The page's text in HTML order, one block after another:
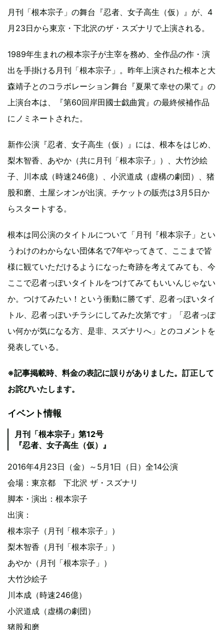
月刊「根本宗子」の舞台『忍者、女子高生（仮）』が、4
月23日から東京・下北沢のザ・スズナリで上演される。
1989年生まれの根本宗子が主宰を務め、全作品の作・演
出を手掛ける月刊「根本宗子」。昨年上演された根本と大
森靖子とのコラボレーション舞台『夏果て幸せの果て』の
上演台本は、『第60回岸田國士戯曲賞』の最終候補作品
にノミネートされた。
新作公演『忍者、女子高生（仮）』には、根本をはじめ、
梨木智香、あやか（共に月刊「根本宗子」）、大竹沙絵
子、川本成（時速246億）、小沢道成（虚構の劇団）、猪
股和磨、土屋シオンが出演。チケットの販売は3月5日か
らスタートする。
根本は同公演のタイトルについて「月刊『根本宗子」とい
うわけのわからない団体名で7年やってきて、ここまで皆
様に観ていただけるようになった奇跡を考えてみても、今
ここで忍者っぽいタイトルをつけてみてもいいんじゃない
か。つけてみたい！という衝動に勝てず、忍者っぽいタイ
トル、忍者っぽいチラシにしてみた次第です」「忍者っぽ
い何かが気になる方、是非、スズナリへ」とのコメントを
発表している。
※記事掲載時、料金の表記に誤りがありました。訂正して
お詫びいたします。
イベント情報
月刊「根本宗子」第12号
『忍者、女子高生（仮）』
2016年4月23日（金）～5月1日（日）全14公演
会場：東京都 下北沢 ザ・スズナリ
脚本・演出：根本宗子
出演：
根本宗子（月刊「根本宗子」）
梨木智香（月刊「根本宗子」）
あやか（月刊「根本宗子」）
大竹沙絵子
川本成（時速246億）
小沢道成（虚構の劇団）
猪股和磨